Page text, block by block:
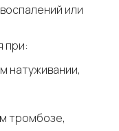
или
при:
натуживании,
тромбозе,